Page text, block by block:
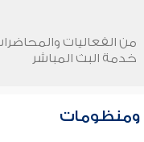
من الفعاليات
خدمة البث المباشر
ومنظومات